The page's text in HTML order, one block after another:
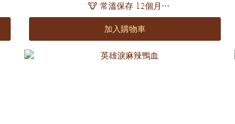
🐮 常溫保存 12個月
嚴選上等老饕牛腱肉🐮，軟嫩多汁
日曬關廟刀削麵條彈牙
獨門秘方，精燉極品湯頭
加入購物車